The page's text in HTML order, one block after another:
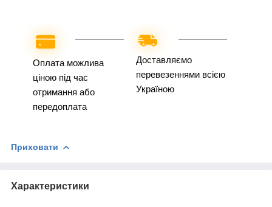
Оплата можлива
ціною під час
отримання або
передоплата
Доставляємо
перевезеннями всією
Україною
Приховати
Характеристики